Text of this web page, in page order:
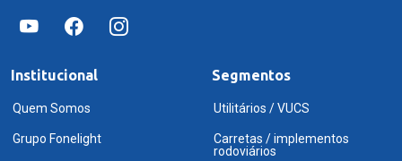
Institucional
Quem Somos
Grupo Fonelight
Segmentos
Utilitários / VUCS
Carretas / implementos
rodoviários